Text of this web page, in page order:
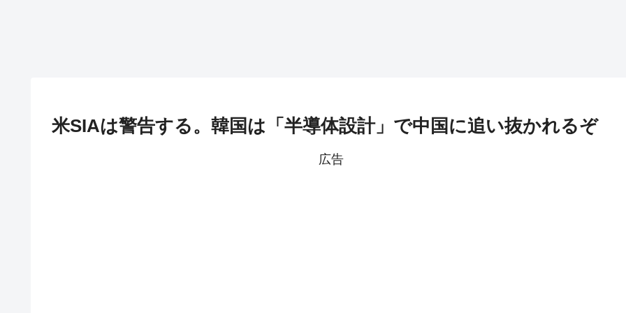
米SIAは警告する。韓国は「半導体設計」で中国に追い抜かれるぞ
広告